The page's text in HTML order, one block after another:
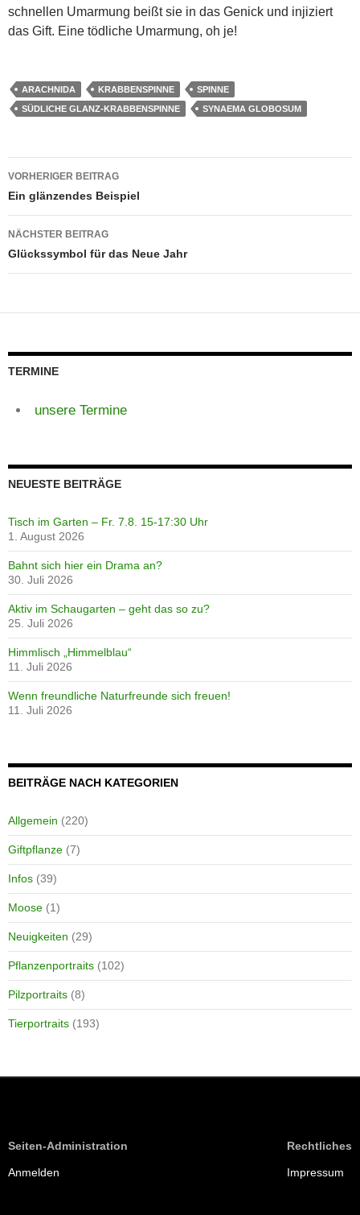
schnellen Umarmung beißt sie in das Genick und injiziert
das Gift. Eine tödliche Umarmung, oh je!
ARACHNIDA KRABBENSPINNE
SPINNE
SÜDLICHE GLANZ-KRABBENSPINNE
SYNAEMA GLOBOSUM
Beitragsnavigation
VORHERIGER BEITRAG
Ein glänzendes Beispiel
NÄCHSTER BEITRAG
Glückssymbol für das Neue Jahr
TERMINE
unsere Termine
NEUESTE BEITRÄGE
Tisch im Garten – Fr. 7.8. 15-17:30 Uhr
1. August 2026
Bahnt sich hier ein Drama an?
30. Juli 2026
Aktiv im Schaugarten – geht das so zu?
25. Juli 2026
Himmlisch „Himmelblau“
11. Juli 2026
Wenn freundliche Naturfreunde sich freuen!
11. Juli 2026
BEITRÄGE NACH KATEGORIEN
Allgemein (220)
Giftpflanze (7)
Infos (39)
Moose (1)
Neuigkeiten (29)
Pflanzenportraits (102)
Pilzportraits (8)
Tierportraits (193)
Seiten-Administration
Anmelden
Rechtliches
Impressum